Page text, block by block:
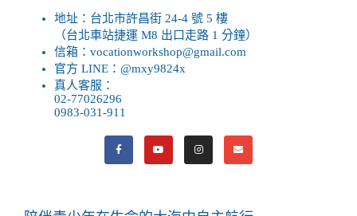
地址：台北市許昌街 24-4 號 5 樓
（台北車站捷運 M8 出口走路 1 分鐘）
信箱：vocationworkshop@gmail.com
官方 LINE：@mxy9824x
真人客服：
02-77026296
0983-031-911